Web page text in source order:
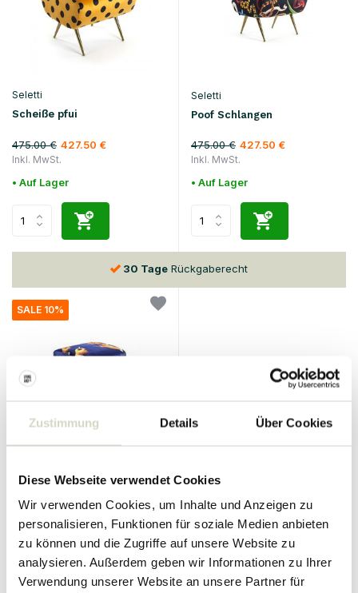
Zustimmung Details Über Cookies
Diese Webseite verwendet Cookies
Wir verwenden Cookies, um Inhalte und Anzeigen zu
personalisieren, Funktionen für soziale Medien anbieten
zu können und die Zugriffe auf unsere Website zu
analysieren. Außerdem geben wir Informationen zu Ihrer
Verwendung unserer Website an unsere Partner für
Seletti
Scheiße pfui
475.00 € 427.50 €
Inkl. MwSt.
• Auf Lager
Seletti
Poof Schlangen
475.00 € 427.50 €
Inkl. MwSt.
• Auf Lager
30 TageRückgaberecht
SALE 10%
475.00 € 427.50 €
• Auf Lager